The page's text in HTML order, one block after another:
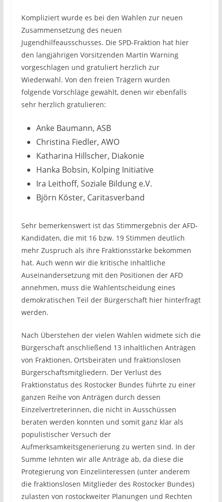
Kompliziert wurde es bei den Wahlen zur neuen
Zusammensetzung des neuen
Jugendhilfeausschusses. Die SPD-Fraktion hat hier
den langjährigen Vorsitzenden Martin Warning
vorgeschlagen und gratuliert herzlich zur
Wiederwahl. Von den freien Trägern wurden
folgende Vorschläge gewählt, denen wir ebenfalls
sehr herzlich gratulieren:
Anke Baumann, ASB
Christina Fiedler, AWO
Katharina Hillscher, Diakonie
Hanka Bobsin, Kolping Initiative
Ira Leithoff, Soziale Bildung e.V.
Björn Köster, Caritasverband
Sehr bemerkenswert ist das Stimmergebnis der AFD-
Kandidaten, die mit 16 bzw. 19 Stimmen deutlich
mehr Zuspruch als ihre Fraktionsstärke bekommen
hat. Auch wenn wir die kritische inhaltliche
Auseinandersetzung mit den Positionen der AFD
annehmen, muss die Wahlentscheidung eines
demokratischen Teil der Bürgerschaft hier hinterfragt
werden.
Nach Überstehen der vielen Wahlen widmete sich die
Bürgerschaft anschließend 13 inhaltlichen Anträgen
von Fraktionen, Ortsbeiräten und fraktionslosen
Bürgerschaftsmitgliedern. Der Verlust des
Fraktionstatus des Rostocker Bundes führte zu einer
ganzen Reihe von Anträgen durch dessen
Einzelvertreterinnen, die nicht in Ausschüssen
beraten werden konnten und somit ganz klar als
populistischer Versuch der
Aufmerksamkeitsgenerierung zu werten sind. In der
Summe lehnten wir alle Anträge ab, da diese die
Protegierung von Einzelinteressen (unter anderem
die fraktionslosen Mitglieder des Rostocker Bundes)
zulasten von rostockweiter Planungen und Rechten